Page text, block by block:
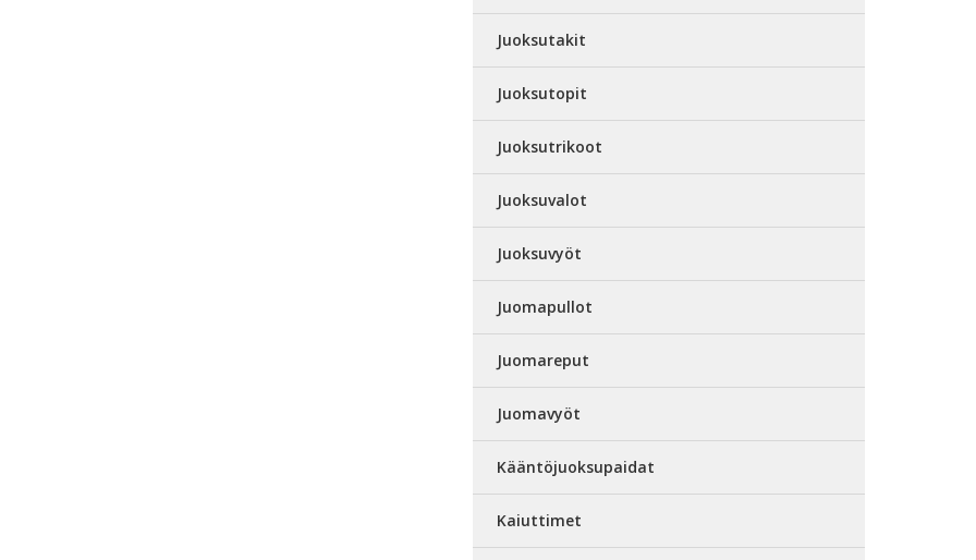
Juoksutakit
Juoksutopit
Juoksutrikoot
Juoksuvalot
Juoksuvyöt
Juomapullot
Juomareput
Juomavyöt
Kääntöjuoksupaidat
Kaiuttimet